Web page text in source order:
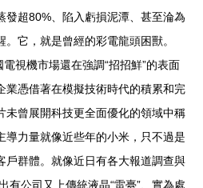
發超80%、陷入虧損泥潭、甚至淪為
它，就是曾經的彩電龍頭困獸。
視機市場還在強調“招招鮮”的表面
業憑借著在模擬技術時代的積累和完
未曾展開科技更全面優化的領域中稱
導力量就像近些年的小米，只不過是
戶群體。就像近日有各大報道調查與
有公司又上傳統液晶“雷臺”、實為處